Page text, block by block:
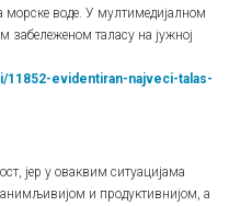
морске воде. У мултимедијалном
таласу на јужној
11852-evidentiran-najveci-talas-
јер у оваквим ситуацијама
и продуктивнијом, а